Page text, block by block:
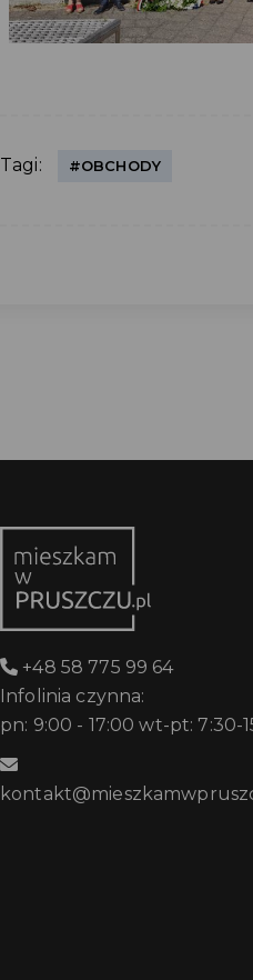
Tagi: #OBCHODY
+48 58 775 99 64
Infolinia czynna:
pn: 9:00 - 17:00 wt-pt: 7:30-